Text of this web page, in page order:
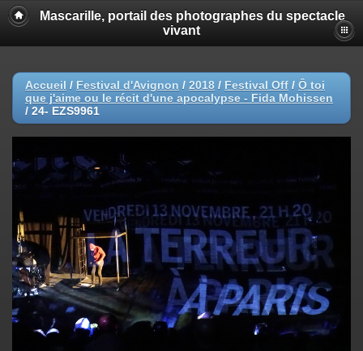
Mascarille, portail des photographes du spectacle
vivant
Accueil / Festival d'Avignon / 2018 / Festival Off / Ô toi
que j'aime ou le récit d'une apocalypse - Fida Mohissen
/ 24- EZS9961